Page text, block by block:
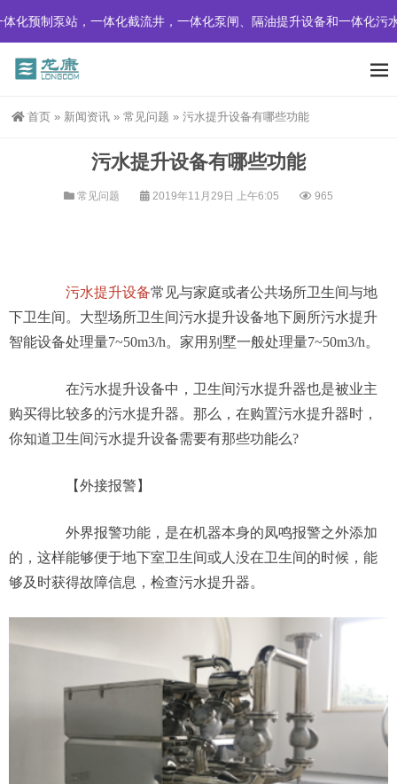
预制泵站，一体化截流井，一体化泵闸、隔油提升设备和一体化污水
首页 » 新闻资讯 » 常见问题 » 污水提升设备有哪些功能
污水提升设备有哪些功能
常见问题 2019年11月29日 上午6:05 965
污水提升设备常见与家庭或者公共场所卫生间与地
下卫生间。大型场所卫生间污水提升设备地下厕所污水提升
智能设备处理量7~50m3/h。家用别墅一般处理量7~50m3/h。
在污水提升设备中，卫生间污水提升器也是被业主
购买得比较多的污水提升器。那么，在购置污水提升器时，
你知道卫生间污水提升设备需要有那些功能么?
【外接报警】
外界报警功能，是在机器本身的凤鸣报警之外添加
的，这样能够便于地下室卫生间或人没在卫生间的时候，能
够及时获得故障信息，检查污水提升器。